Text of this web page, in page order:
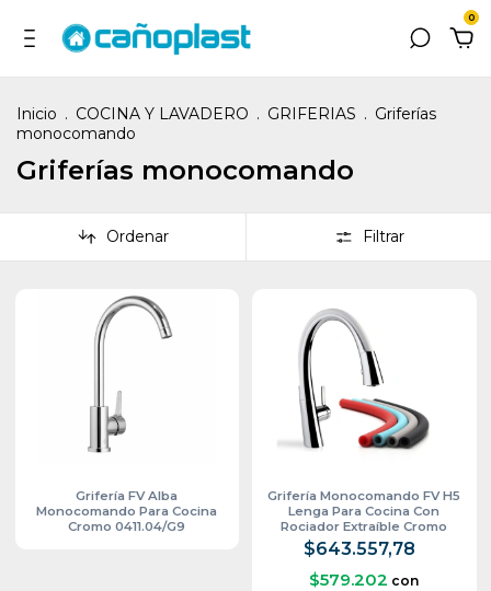
0
Inicio . COCINA Y LAVADERO . GRIFERIAS . Griferías
monocomando
Griferías monocomando
Ordenar Filtrar
Grifería FV Alba
Monocomando Para Cocina
Cromo 0411.04/G9
Grifería Monocomando FV H5
Lenga Para Cocina Con
Rociador Extraíble Cromo
0412/H5
$643.557,78
$579.202 con